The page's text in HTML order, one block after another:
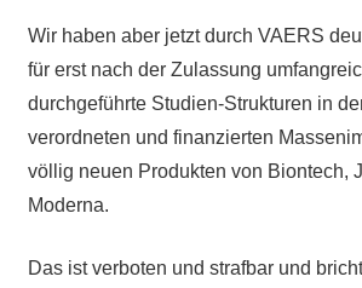
Wir haben aber jetzt durch VAERS
für erst nach der Zulassung
durchgeführte Studien-Strukturen in
verordneten und finanzierten
völlig neuen Produkten von Biontech,
Moderna.
Das ist verboten und strafbar und